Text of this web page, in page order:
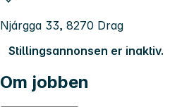
Njárgga 33, 8270 Drag
Stillingsannonsen er inaktiv.
Om jobben